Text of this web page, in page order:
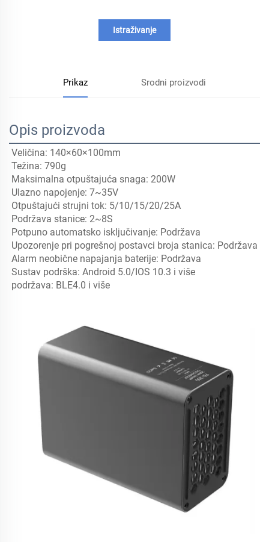
Istraživanje
Prikaz Srodni proizvodi
Opis proizvoda
Veličina: 140×60×100mm
Težina: 790g
Maksimalna otpuštajuća snaga: 200W
Ulazno napojenje: 7~35V
Otpuštajući strujni tok: 5/10/15/20/25A
Podržava stanice: 2~8S
Potpuno automatsko isključivanje: Podržava
Alarm neobične napajanja baterije: Podržava
Sustav podrška: Android 5.0/IOS 10.3 i više
podržava: BLE4.0 i više